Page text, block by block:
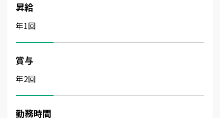
昇給
年1回
賞与
年2回
勤務時間